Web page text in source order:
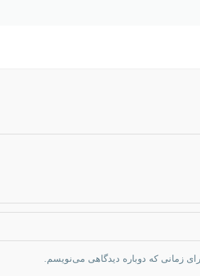
زمانی که دوباره دیدگاهی می‌نویسم.